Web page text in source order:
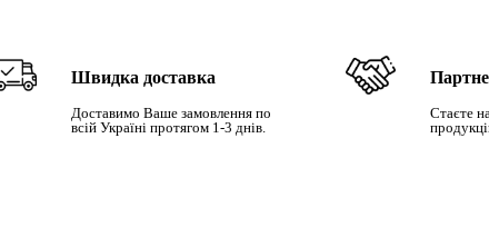
Швидка доставка
Доставимо Ваше замовлення по
всій Україні протягом 1-3 днів.
Стаєте